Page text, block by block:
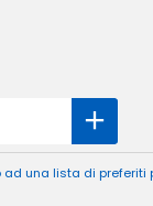
una lista di preferiti